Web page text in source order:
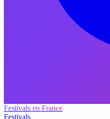
Festivals en France
Festivals